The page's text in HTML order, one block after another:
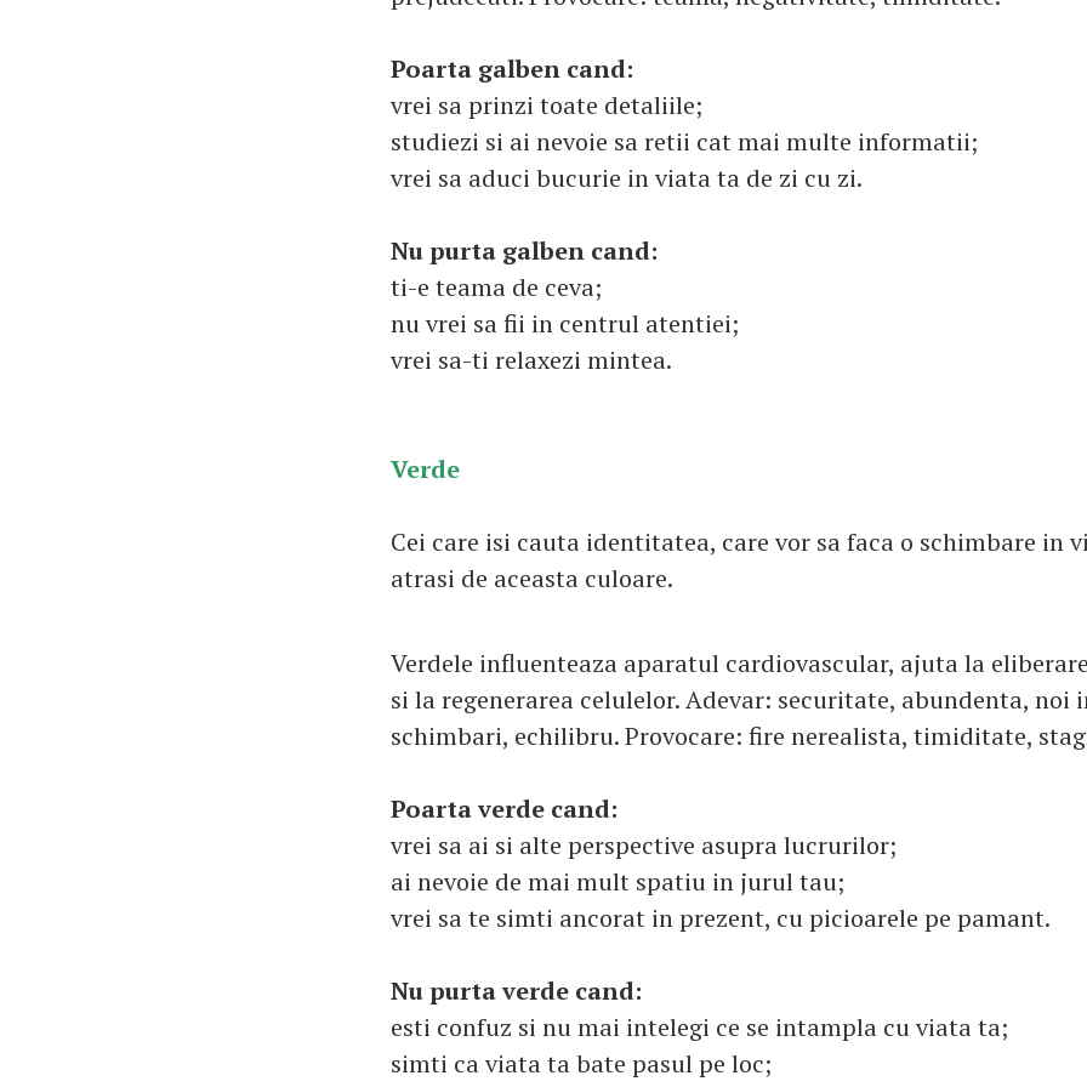
Poarta galben cand:
vrei sa prinzi toate detaliile;
studiezi si ai nevoie sa retii cat mai multe informatii;
vrei sa aduci bucurie in viata ta de zi cu zi.
Nu purta galben cand:
ti-e teama de ceva;
nu vrei sa fii in centrul atentiei;
vrei sa-ti relaxezi mintea.
Verde
Cei care isi cauta identitatea, care vor sa faca o schimbare in
atrasi de aceasta culoare.
Verdele influenteaza aparatul cardiovascular, ajuta la
si la regenerarea celulelor. Adevar: securitate, abundenta, noi
schimbari, echilibru. Provocare: fire nerealista, timiditate,
Poarta verde cand:
vrei sa ai si alte perspective asupra lucrurilor;
ai nevoie de mai mult spatiu in jurul tau;
vrei sa te simti ancorat in prezent, cu picioarele pe pamant.
Nu purta verde cand:
esti confuz si nu mai intelegi ce se intampla cu viata ta;
simti ca viata ta bate pasul pe loc;